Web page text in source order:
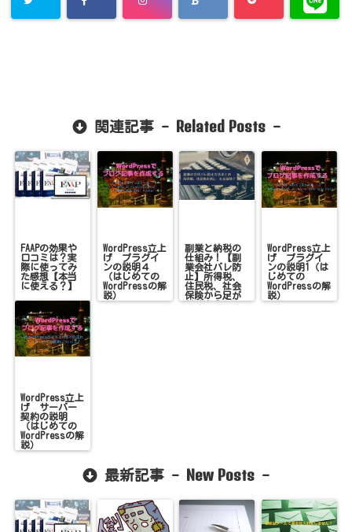
関連記事 - Related Posts-
FAAPの効果や
口コミは？実
際に使ってみ
た感想【本当
に使える？】
WordPress立上
げ プラグイ
ンの説明４
（はじめての
WordPressの解
説）
副業と納税の
仕組み！【副
業会社バレ防
止】所得税、
住民税、社会
保険から足が
付く！？
WordPress立上
げ プラグイ
ンの説明1（は
じめての
WordPressの解
説）
WordPress立上
げ サーバー
契約の説明
（はじめての
WordPressの解
説）
最新記事 - New Posts -